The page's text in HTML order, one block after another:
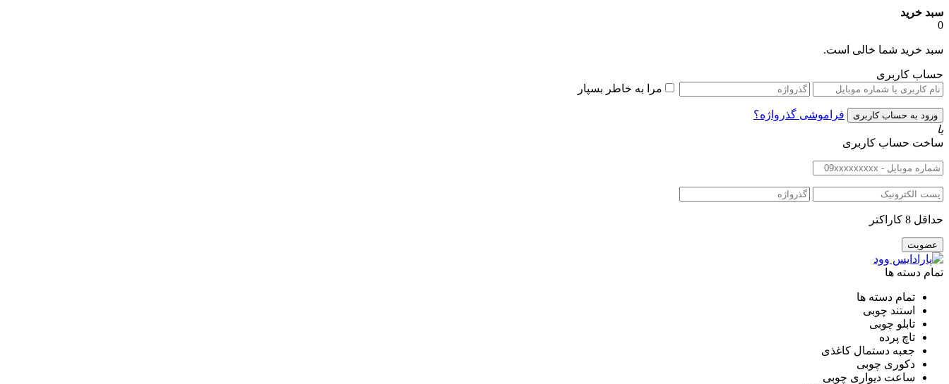
سبد خرید
0
سبد خرید شما خالی است.
حساب کاربری
مرا به خاطر بسپار
فراموشی گذرواژه؟
یا
ساخت حساب کاربری
حداقل 8 کاراکتر
تمام دسته ها
تمام دسته ها
استند چوبی
تابلو چوبی
تاچ پرده
جعبه دستمال کاغذی
دکوری چوبی
ساعت دیواری چوبی